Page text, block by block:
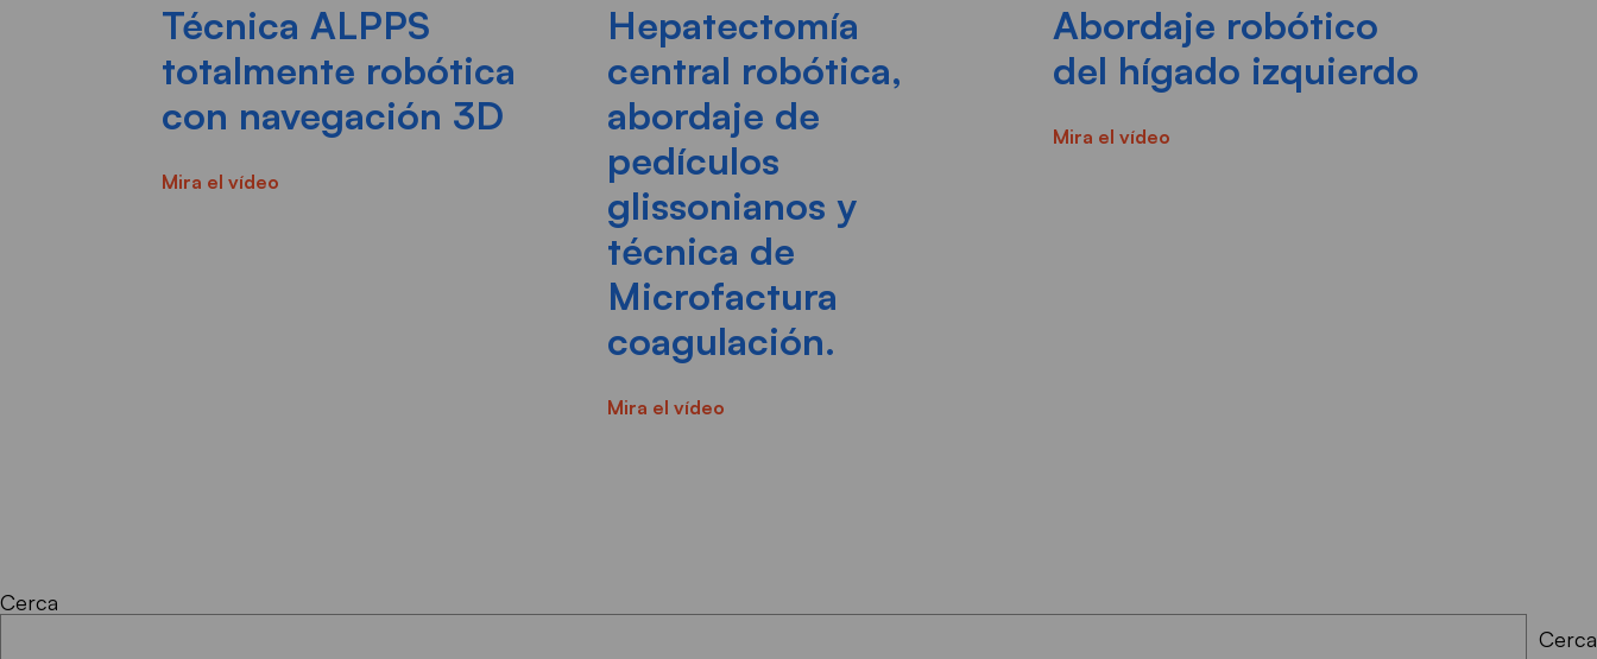
Técnica ALPPS
totalmente robótica
con navegación 3D
Mira el vídeo
Hepatectomía
central robótica,
abordaje de
pedículos
glissonianos y
técnica de
Microfactura
coagulación.
Mira el vídeo
Abordaje robótico
del hígado izquierdo
Mira el vídeo
Cerca
Cerca